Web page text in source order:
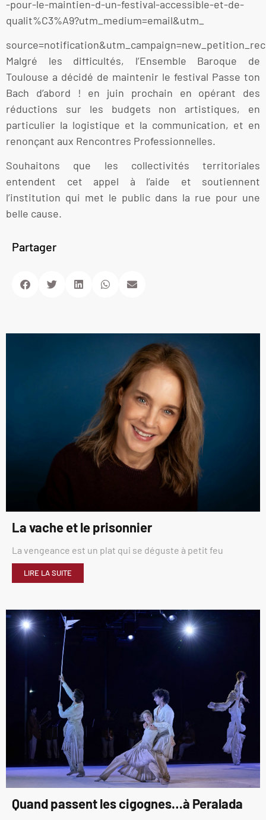
-pour-le-maintien-d-un-festival-accessible-et-de-
qualit%C3%A9?utm_medium=email&utm_
Malgré les difficultés, l’Ensemble Baroque de
Toulouse a décidé de maintenir le festival Passe ton
Bach d’abord ! en juin prochain en opérant des
réductions sur les budgets non artistiques, en
particulier la logistique et la communication, et en
renonçant aux Rencontres Professionnelles.
Souhaitons que les collectivités territoriales
entendent cet appel à l’aide et soutiennent
l’institution qui met le public dans la rue pour une
belle cause.
Partager
La vache et le prisonnier
La vengeance est un plat qui se déguste à petit feu
LIRE LA SUITE
Quand passent les cigognes…à Peralada